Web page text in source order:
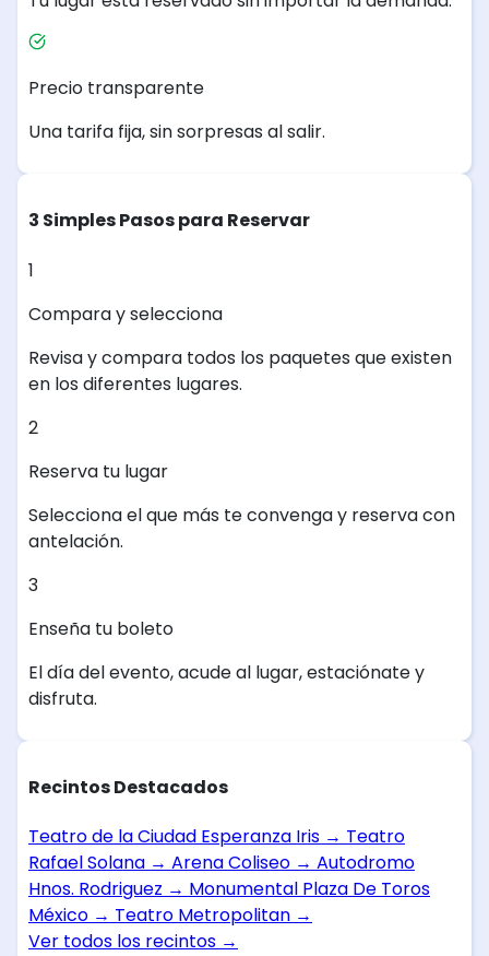
Precio transparente
Una tarifa fija, sin sorpresas al salir.
3 Simples Pasos para Reservar
1
Compara y selecciona
Revisa y compara todos los paquetes que existen
en los diferentes lugares.
2
Reserva tu lugar
Selecciona el que más te convenga y reserva con
antelación.
3
Enseña tu boleto
El día del evento, acude al lugar, estaciónate y
disfruta.
Recintos Destacados
Teatro de la Ciudad Esperanza Iris → Teatro
Rafael Solana → Arena Coliseo → Autodromo
Hnos. Rodriguez → Monumental Plaza De Toros
México → Teatro Metropolitan →
Ver todos los recintos →